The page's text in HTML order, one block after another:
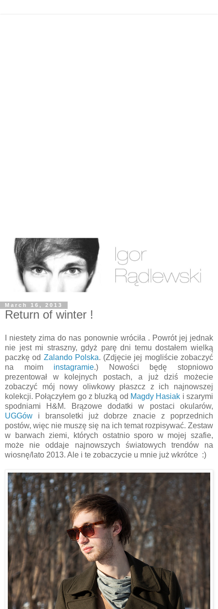
March 16, 2013
Return of winter !
I niestety zima do nas ponownie wróciła . Powrót jej jednak
nie jest mi straszny, gdyż parę dni temu dostałem wielką
paczkę od Zalando Polska. (Zdjęcie jej mogliście zobaczyć
na moim instagramie.) Nowości będę stopniowo
prezentował w kolejnych postach, a już dziś możecie
zobaczyć mój nowy oliwkowy płaszcz z ich najnowszej
kolekcji. Połączyłem go z bluzką od Magdy Hasiak i szarymi
spodniami H&M. Brązowe dodatki w postaci okularów,
UGGów i bransoletki już dobrze znacie z poprzednich
postów, więc nie muszę się na ich temat rozpisywać. Zestaw
w barwach ziemi, których ostatnio sporo w mojej szafie,
może nie oddaje najnowszych światowych trendów na
wiosnę/lato 2013. Ale i te zobaczycie u mnie już wkrótce :)